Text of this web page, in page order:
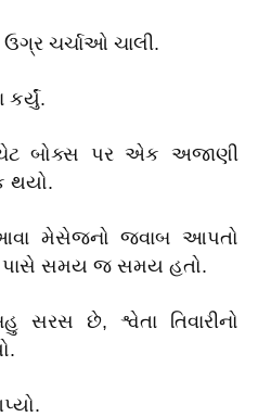
ચર્ચાઓ ચાલી.
કર્યું.
ચેટ બોક્સ પર એક અજાણી
થયો.
મેસેજનો જવાબ આપતો
સમય જ સમય હતો.
સરસ છે, શ્વેતા તિવારીનો